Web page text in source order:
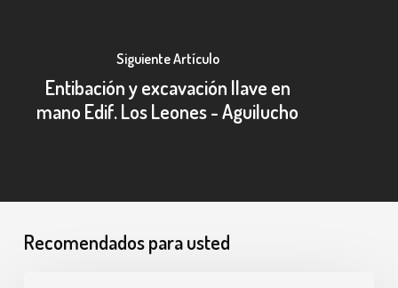
Siguiente Artículo
Entibación y excavación llave en
mano Edif. Los Leones - Aguilucho
Recomendados para usted